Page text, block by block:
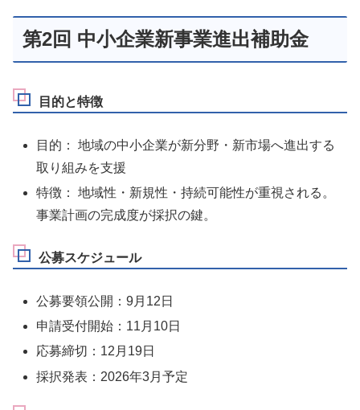
第2回 中小企業新事業進出補助金
目的と特徴
目的： 地域の中小企業が新分野・新市場へ進出する
取り組みを支援
特徴： 地域性・新規性・持続可能性が重視される。
事業計画の完成度が採択の鍵。
公募スケジュール
公募要領公開：9月12日
申請受付開始：11月10日
応募締切：12月19日
採択発表：2026年3月予定